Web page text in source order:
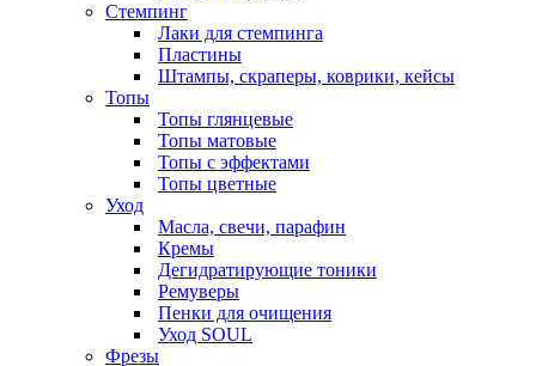
Стемпинг
Лаки для стемпинга
Пластины
Штампы, скраперы, коврики, кейсы
Топы
Топы глянцевые
Топы матовые
Топы с эффектами
Топы цветные
Уход
Масла, свечи, парафин
Кремы
Дегидратирующие тоники
Ремуверы
Пенки для очищения
Уход SOUL
Фрезы